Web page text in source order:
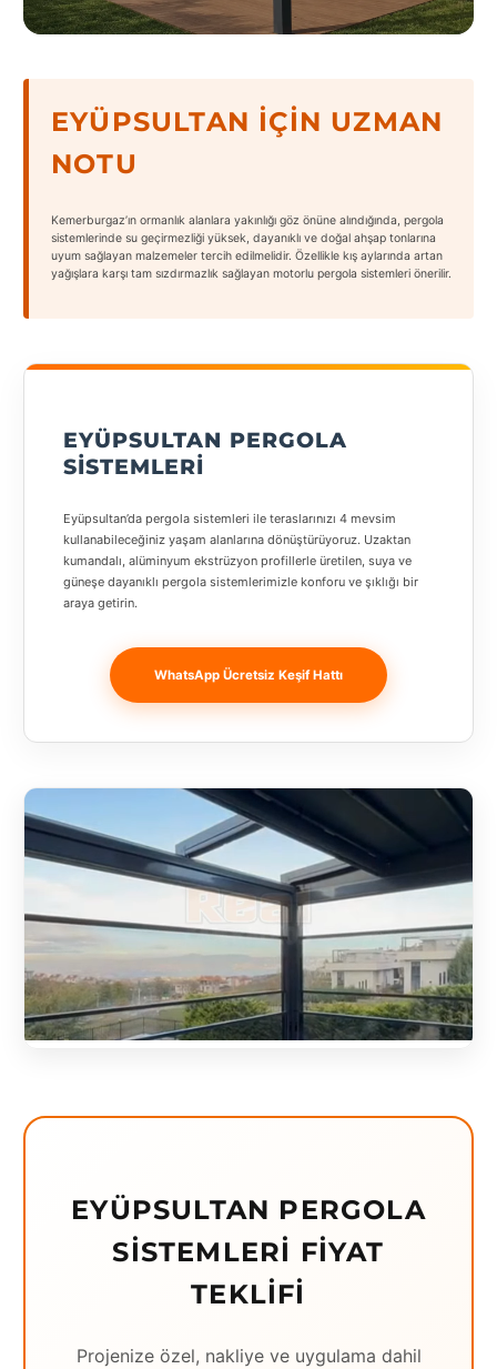
EYÜPSULTAN İÇIN UZMAN
NOTU
Kemerburgaz’ın ormanlık alanlara yakınlığı göz önüne alındığında, pergola
sistemlerinde su geçirmezliği yüksek, dayanıklı ve doğal ahşap tonlarına
uyum sağlayan malzemeler tercih edilmelidir. Özellikle kış aylarında artan
yağışlara karşı tam sızdırmazlık sağlayan motorlu pergola sistemleri önerilir.
EYÜPSULTAN PERGOLA
SISTEMLERI
Eyüpsultan’da pergola sistemleri ile teraslarınızı 4 mevsim
kullanabileceğiniz yaşam alanlarına dönüştürüyoruz. Uzaktan
kumandalı, alüminyum ekstrüzyon profillerle üretilen, suya ve
güneşe dayanıklı pergola sistemlerimizle konforu ve şıklığı bir
araya getirin.
WhatsApp Ücretsiz Keşif Hattı
EYÜPSULTAN PERGOLA
SISTEMLERI FIYAT
TEKLIFI
Projenize özel, nakliye ve uygulama dahil
States
Tüm
Adana
Adıyaman
Antalya
Balıkesir
Banja
Luka
Bingöl
Bosnia and
Herzegovina
Bursa
Çekya
Diyarbakır
Eching
Elazığ
Erzrum
Eskişehir
Giresun